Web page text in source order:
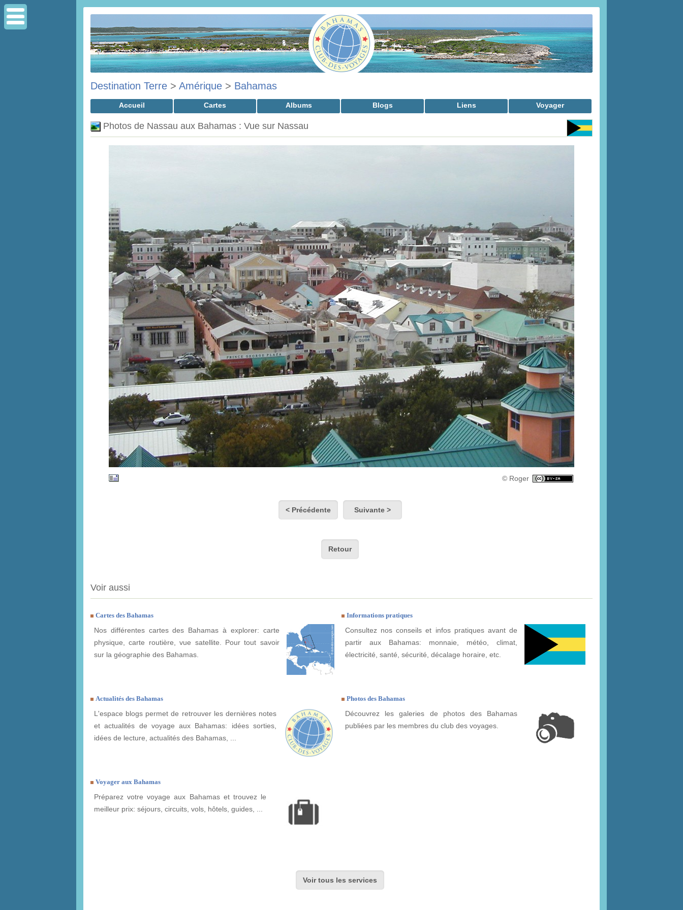
Destination Terre > Amérique > Bahamas
Accueil Cartes Albums Blogs Liens Voyager
Photos de Nassau aux Bahamas : Vue sur Nassau
© Roger
< Précédente Suivante >
Retour
Voir aussi
Cartes des Bahamas
Nos différentes cartes des Bahamas à explorer: carte
physique, carte routière, vue satellite. Pour tout savoir
sur la géographie des Bahamas.
Informations pratiques
Consultez nos conseils et infos pratiques avant de
partir aux Bahamas: monnaie, météo, climat,
électricité, santé, sécurité, décalage horaire, etc.
Actualités des Bahamas
L'espace blogs permet de retrouver les dernières notes
et actualités de voyage aux Bahamas: idées sorties,
idées de lecture, actualités des Bahamas, ...
Photos des Bahamas
Découvrez les galeries de photos des Bahamas
publiées par les membres du club des voyages.
Voyager aux Bahamas
Préparez votre voyage aux Bahamas et trouvez le
meilleur prix: séjours, circuits, vols, hôtels, guides, ...
Voir tous les services